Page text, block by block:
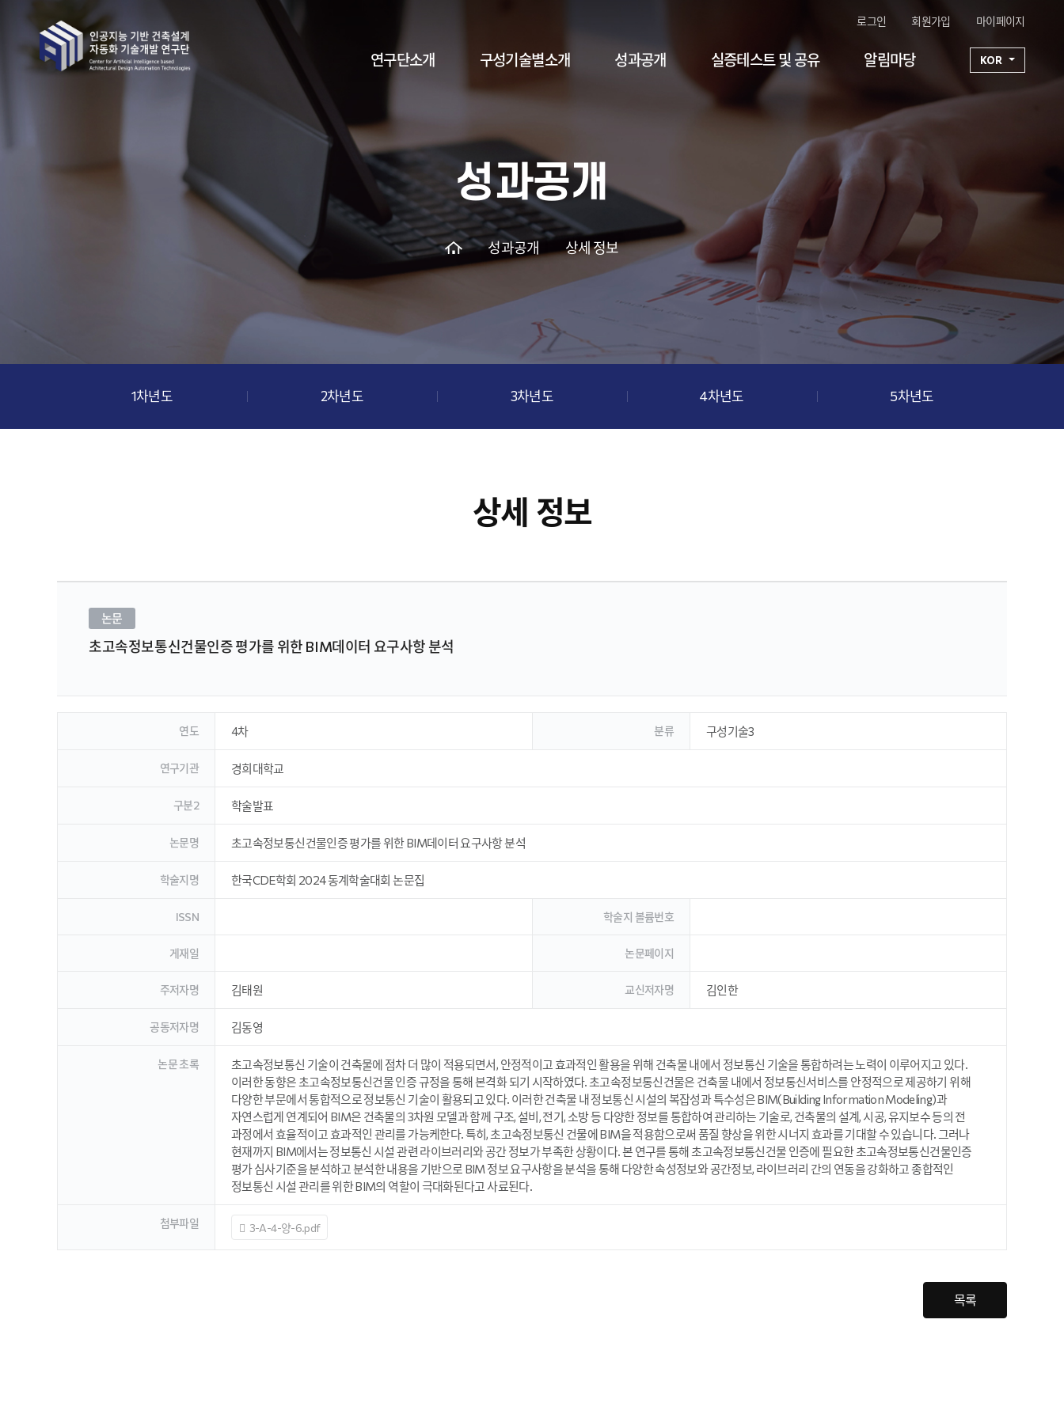
로그인 회원가입 마이페이지
연구단소개
인사말
연구개요
연구목표
조직체계
구성기술별소개
구성기술 1
구성기술 2
구성기술 3
성과공개
4차년도
5차년도
실증테스트 및 공유
구성기술 3
알림마당
연구단일정
FAQ
KOR
성과공개
성과공개 상세 정보
1차년도 2차년도 3차년도 4차년도 5차년도
상세 정보
논문
초고속정보통신건물인증 평가를 위한 BIM데이터 요구사항 분석
연도 4차 분류 구성기술3
연구기관 경희대학교
구분2 학술발표
논문명 초고속정보통신건물인증 평가를 위한 BIM데이터 요구사항 분석
학술지명 한국CDE학회 2024 동계학술대회 논문집
ISSN 학술지 볼륨번호
게재일 논문페이지
주저자명 김태원 교신저자명 김인한
공동저자명 김동영
논문 초록
초고속정보통신 기술이 건축물에 점차 더 많이 적용되면서, 안정적이고 효과적인 활용을 위해 건축물 내에서 정보통신 기술을 통합하려는 노력이 이루어지고 있다.
이러한 동향은 초고속정보통신건물 인증 규정을 통해 본격화 되기 시작하였다. 초고속정보통신건물은 건축물 내에서 정보통신서비스를 안정적으로 제공하기 위해
다양한 부문에서 통합적으로 정보통신 기술이 활용되고 있다. 이러한 건축물 내 정보통신 시설의 복잡성과 특수성은 BIM(Building Information Modeling)과
자연스럽게 연계되어 BIM은 건축물의 3차원 모델과 함께 구조, 설비, 전기, 소방 등 다양한 정보를 통합하여 관리하는 기술로, 건축물의 설계, 시공, 유지보수 등의 전
과정에서 효율적이고 효과적인 관리를 가능케한다. 특히, 초고속정보통신 건물에 BIM을 적용함으로써 품질 향상을 위한 시너지 효과를 기대할 수 있습니다. 그러나
현재까지 BIM에서는 정보통신 시설 관련 라이브러리와 공간 정보가 부족한 상황이다. 본 연구를 통해 초고속정보통신건물 인증에 필요한 초고속정보통신건물인증
평가 심사기준을 분석하고 분석한 내용을 기반으로 BIM 정보 요구사항을 분석을 통해 다양한 속성정보와 공간정보, 라이브러리 간의 연동을 강화하고 종합적인
정보통신 시설 관리를 위한 BIM의 역할이 극대화된다고 사료된다.
첨부파일 3-A-4-양-6.pdf
목록